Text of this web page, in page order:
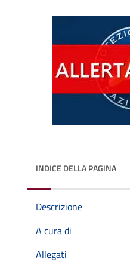
INDICE DELLA PAGINA
Descrizione
A cura di
Allegati